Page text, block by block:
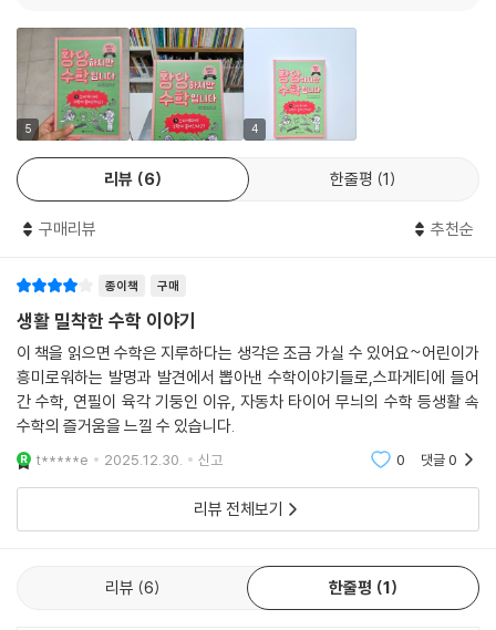
를 확연히 넓힐 수 있다.
《황당하지만 수학입니다》 1~5권에서 이그노벨상 수상자들의 연구를 수
와 연산, 패턴, 규칙성과 함수, 통계, 도형과 측정 다섯 분야로 나누어 살핀
바 있다. 6~10권에서는 우리 주변의 흥미로운 주제를 중심으로 황당하지
만 재미있고 쉬운 수학 이야기를 풀어낸다. 그 네 번째인 9권의 주제는 바
로 ‘발명과 발견’이다. 연필은 왜 육각기둥이 많을까? 자동차 타이어 무늬
에도 수학이 들어간다고? 우주 탐험도 수학이 앞장서서 이끌고 있어? ……
파헤치다 보면 수학으로 온갖 궁금증을 풀어낼 수 있다. 어린이들을 꼭 닮
만 재미있고 쉬운 수학의 세계로 들어가 보자!
〈황당하지만 수학입니다〉시리즈는 6권 게임과 스포츠 편 《이 세상은 어쩌
면 네모?》를 시작으로, 7권 무기와 전쟁 편 《나폴레옹이 수학 천재라
고?》, 8권 추리와 탐정 편 《확률이 우리 동네 해결사라고?》, 9권 발명과
발견 편 《스파게티에 수학이 들어간다고?》에 이어 예술과 건축 편을 시리
즈의 마지막 권으로 출간할 계획이다.
5 4
리뷰 6 한줄평 1
구매리뷰 추천순
종이책 구매
생활 밀착한 수학 이야기
이 책을 읽으면 수학은 지루하다는 생각은 조금 가실 수 있어요~어린이가
흥미로워하는 발명과 발견에서 뽑아낸 수학이야기들로,스파게티에 들어
간 수학, 연필이 육각 기둥인 이유, 자동차 타이어 무늬의 수학 등생활 속
수학의 즐거움을 느낄 수 있습니다.
t*****e 2025.12.30. 신고 0 댓글0
리뷰 전체보기
리뷰 6 한줄평 1